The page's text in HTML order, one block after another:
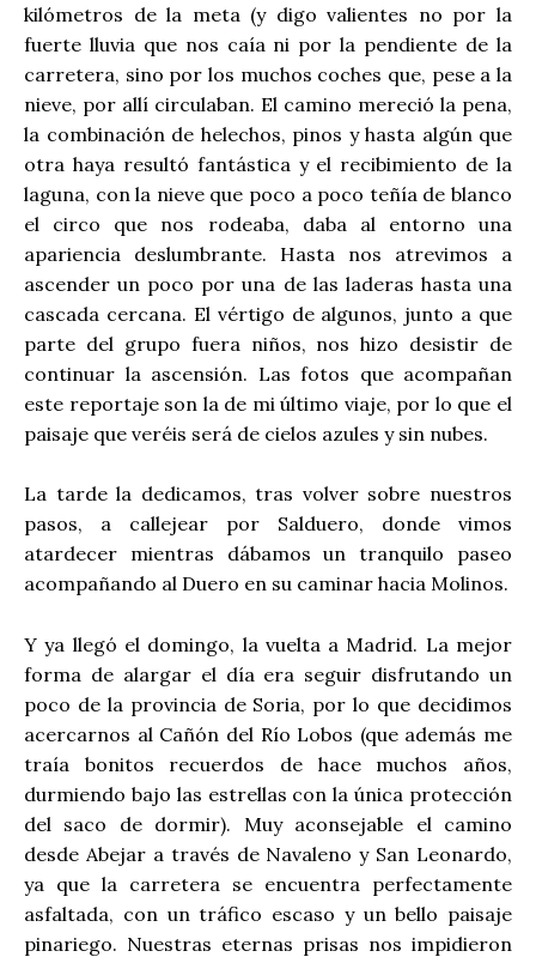
kilómetros de la meta (y digo valientes no por la
fuerte lluvia que nos caía ni por la pendiente de la
carretera, sino por los muchos coches que, pese a la
nieve, por allí circulaban. El camino mereció la pena,
la combinación de helechos, pinos y hasta algún que
otra haya resultó fantástica y el recibimiento de la
laguna, con la nieve que poco a poco teñía de blanco
el circo que nos rodeaba, daba al entorno una
apariencia deslumbrante. Hasta nos atrevimos a
ascender un poco por una de las laderas hasta una
cascada cercana. El vértigo de algunos, junto a que
parte del grupo fuera niños, nos hizo desistir de
continuar la ascensión. Las fotos que acompañan
este reportaje son la de mi último viaje, por lo que el
paisaje que veréis será de cielos azules y sin nubes.
La tarde la dedicamos, tras volver sobre nuestros
pasos, a callejear por Salduero, donde vimos
atardecer mientras dábamos un tranquilo paseo
acompañando al Duero en su caminar hacia Molinos.
Y ya llegó el domingo, la vuelta a Madrid. La mejor
forma de alargar el día era seguir disfrutando un
poco de la provincia de Soria, por lo que decidimos
acercarnos al Cañón del Río Lobos (que además me
traía bonitos recuerdos de hace muchos años,
durmiendo bajo las estrellas con la única protección
del saco de dormir). Muy aconsejable el camino
desde Abejar a través de Navaleno y San Leonardo,
ya que la carretera se encuentra perfectamente
asfaltada, con un tráfico escaso y un bello paisaje
pinariego. Nuestras eternas prisas nos impidieron